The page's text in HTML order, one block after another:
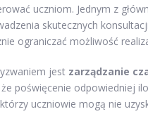
uczniom. Jednym z
skutecznych
ograniczać możliwość
jest zarządzanie
poświęcenie odpowiedniej
uczniowie mogą nie